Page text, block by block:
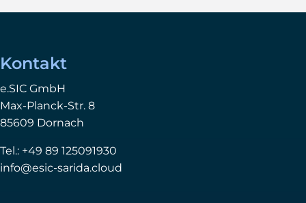
Kontakt
e.SIC GmbH
Max-Planck-Str. 8
85609 Dornach
Tel.: +49 89 125091930
info@esic-sarida.cloud